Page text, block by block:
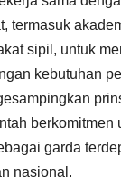
termasuk
sipil, untuk
kebutuhan
berkomitmen
garda
nasional.